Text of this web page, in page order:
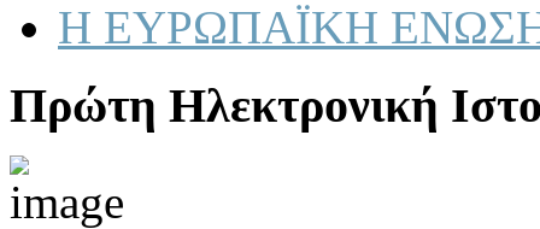
Η ΕΥΡΩΠΑΪΚΗ
Πρώτη Ηλεκτρονική